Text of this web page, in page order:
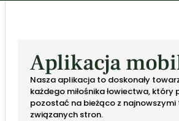
Aplikacja
Nasza aplikacja to doskonały
każdego miłośnika łowiectwa, który
pozostać na bieżąco z
związanych stron.